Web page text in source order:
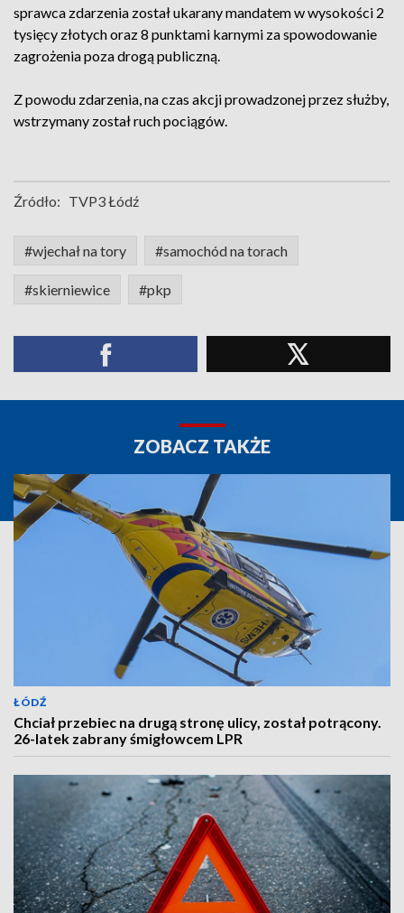
sprawca zdarzenia został ukarany mandatem w wysokości 2
tysięcy złotych oraz 8 punktami karnymi za spowodowanie
zagrożenia poza drogą publiczną.
Z powodu zdarzenia, na czas akcji prowadzonej przez służby,
wstrzymany został ruch pociągów.
Źródło: TVP3 Łódź
#wjechał na tory #samochód na torach
#skierniewice #pkp
ZOBACZ TAKŻE
ŁÓDŹ
Chciał przebiec na drugą stronę ulicy, został potrącony.
26-latek zabrany śmigłowcem LPR